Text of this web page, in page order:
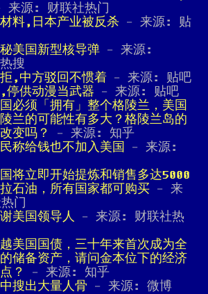
来源: 财联社热门
料,日本产业被反杀 - 来源: 贴
美国新型核导弹 - 来源:
搜
,中方驳回不惯着 - 来源: 贴吧
停供动漫当武器 - 来源: 贴吧
必须「拥有」整个格陵兰，美国
兰的可能性有多大？格陵兰岛的
变吗？
- 来源: 知乎
称给钱也不加入美国
- 来源:
将立即开始提炼和销售多达5000
石油，所有国家都可购买 - 来
门
美国领导人 - 来源: 财联社热
美国国债，三十年来首次成为全
储备资产，请问金本位下的经济
？
- 来源: 知乎
搜出大量人骨 - 来源: 微博